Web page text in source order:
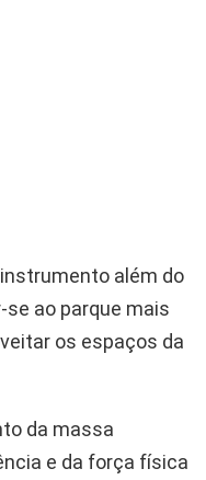
além do
se ao parque mais
os espaços da
da massa
e da força física